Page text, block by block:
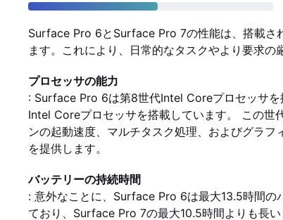
Surface Pro 6とSurface Pro 7の性能は、搭載さ
ます。これにより、日常的なタスクやより要求の
プロセッサの能力
: Surface Pro 6は第8世代Intel Coreプロセッサ
Intel Coreプロセッサを搭載しています。 この
ンの起動速度、マルチタスク処理、およびグラ
を提供します。
バッテリーの持続時間
: 意外なことに、Surface Pro 6は最大13.5時間の
ており、Surface Pro 7の最大10.5時間よりも長